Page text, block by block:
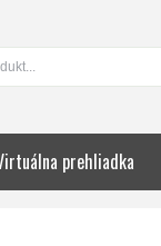
prehliadka